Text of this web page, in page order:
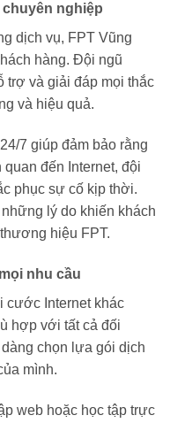
chuyên nghiệp
dịch vụ, FPT Vũng
hàng. Đội ngũ
trợ và giải đáp mọi thắc
và hiệu quả.
7 giúp đảm bảo rằng
đến Internet, đội
phục sự cố kịp thời.
lý do khiến khách
hiệu FPT.
nhu cầu
cước Internet khác
hợp với tất cả đối
chọn lựa gói dịch
mình.
web hoặc học tập trực